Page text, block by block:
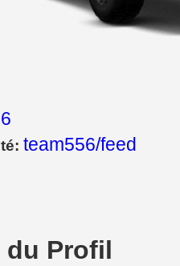
team556/feed
Profil